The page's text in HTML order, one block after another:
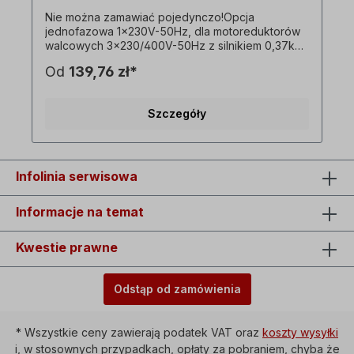
Nie można zamawiać pojedynczo!Opcja
jednofazowa 1x230V-50Hz, dla motoreduktorów
walcowych 3x230/400V-50Hz z silnikiem 0,37kW
roboczym i rozruchowym. ! Proszę używać
trójfazowego! ! Dostępne tylko za dodatkową
odpowiednim motoreduktorem trójfazowym! ! Nie
można łączyć z opcją silnika z hamulcem!
Wszystkie zdjęcia produktów są niewiążącymi
przełącznikiem zmiany kierunku obrotów
lewo/prawo, wyzwalacz podnapięciowy, Wtyczka
kołnierzowa=1 x 230 V, zdolność przełączania=16
A, temperatura otoczenia=-5°C do +40°C, Kabel
między silnikiem a obudową przełącznika=ok. 90
Od 139,76 zł*
Szczegóły
Infolinia serwisowa
Informacje na temat
Kwestie prawne
Odstąp od zamówienia
* Wszystkie ceny zawierają podatek VAT oraz koszty wysyłki
i, w stosownych przypadkach, opłaty za pobraniem, chyba że